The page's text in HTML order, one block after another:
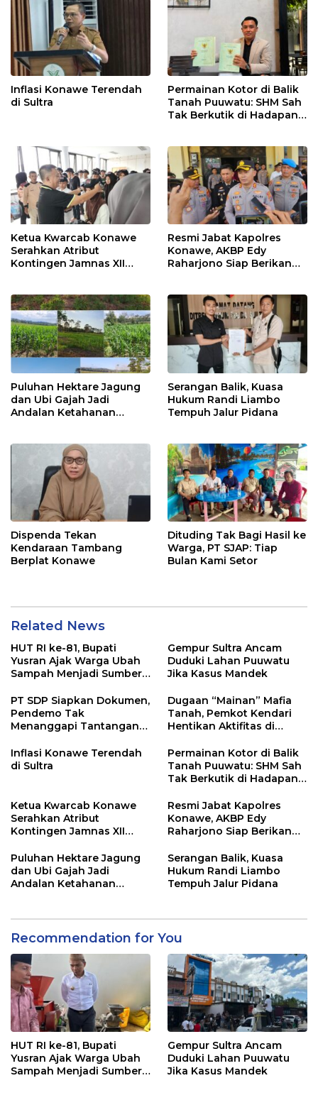
Inflasi Konawe Terendah
di Sultra
Permainan Kotor di Balik
Tanah Puuwatu: SHM Sah
Tak Berkutik di Hadapan
Ketua Kwarcab Konawe
Serahkan Atribut
Kontingen Jamnas XII
Resmi Jabat Kapolres
Konawe, AKBP Edy
Raharjono Siap Berikan
Puluhan Hektare Jagung
dan Ubi Gajah Jadi
Andalan Ketahanan
Serangan Balik, Kuasa
Hukum Randi Liambo
Tempuh Jalur Pidana
Dispenda Tekan
Kendaraan Tambang
Berplat Konawe
Dituding Tak Bagi Hasil ke
Warga, PT SJAP: Tiap
Bulan Kami Setor
Related News
HUT RI ke-81, Bupati
Yusran Ajak Warga Ubah
Sampah Menjadi Sumber
Gempur Sultra Ancam
Duduki Lahan Puuwatu
Jika Kasus Mandek
PT SDP Siapkan Dokumen,
Pendemo Tak
Menanggapi Tantangan
Dugaan “Mainan” Mafia
Tanah, Pemkot Kendari
Hentikan Aktifitas di
Inflasi Konawe Terendah
di Sultra
Permainan Kotor di Balik
Tanah Puuwatu: SHM Sah
Tak Berkutik di Hadapan
Ketua Kwarcab Konawe
Serahkan Atribut
Kontingen Jamnas XII
Resmi Jabat Kapolres
Konawe, AKBP Edy
Raharjono Siap Berikan
Puluhan Hektare Jagung
dan Ubi Gajah Jadi
Andalan Ketahanan
Serangan Balik, Kuasa
Hukum Randi Liambo
Tempuh Jalur Pidana
Recommendation for You
HUT RI ke-81, Bupati
Yusran Ajak Warga Ubah
Sampah Menjadi Sumber
Gempur Sultra Ancam
Duduki Lahan Puuwatu
Jika Kasus Mandek